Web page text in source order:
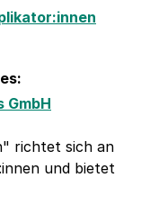
GmbH
richtet sich an
und bietet